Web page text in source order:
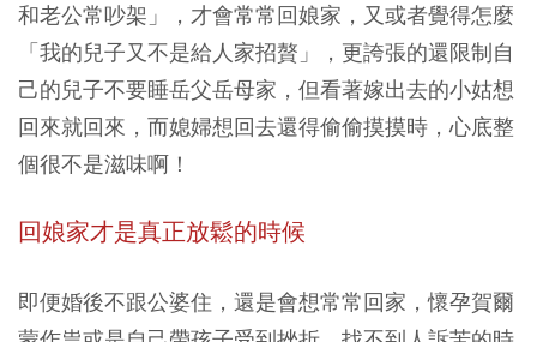
和老公常吵架」，才會常常回娘家，又或者覺得怎麼
「我的兒子又不是給人家招贅」，更誇張的還限制自
己的兒子不要睡岳父岳母家，但看著嫁出去的小姑想
回來就回來，而媳婦想回去還得偷偷摸摸時，心底整
個很不是滋味啊！
回娘家才是真正放鬆的時候
即便婚後不跟公婆住，還是會想常常回家，懷孕賀爾